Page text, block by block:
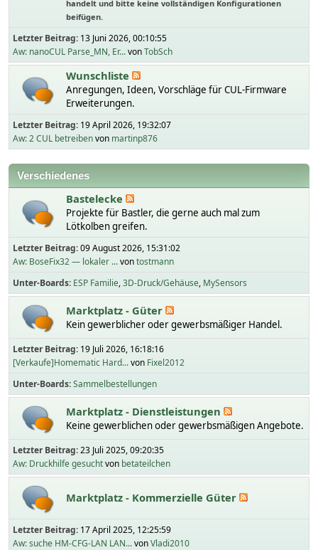
handelt und bitte keine vollständigen Konfigurationen
beifügen.
Letzter Beitrag: 13 Juni 2026, 00:10:55
Aw: nanoCUL Parse_MN, Er...vonTobSch
Wunschliste
Anregungen, Ideen, Vorschläge für CUL-Firmware
Erweiterungen.
Letzter Beitrag: 19 April 2026, 19:32:07
Aw: 2 CUL betreibenvon martinp876
Verschiedenes
Bastelecke
Projekte für Bastler, die gerne auch mal zum
Lötkolben greifen.
Letzter Beitrag:09 August 2026, 15:31:02
Aw: BoseFix32 — lokaler ...vontostmann
Unter-Boards ESP Familie 3D-Druck/Gehäuse MySensors
Marktplatz - Güter
Kein gewerblicher oder gewerbsmäßiger Handel.
Letzter Beitrag: 19 Juli 2026, 16:18:16
[Verkaufe]Homematic Hard...von Fixel2012
Unter-Boards Sammelbestellungen
Marktplatz - Dienstleistungen
Keine gewerblichen oder gewerbsmäßigen Angebote.
Letzter Beitrag:23 Juli 2025, 09:20:35
Aw: Druckhilfe gesuchtvon betateilchen
Marktplatz - Kommerzielle Güter
Letzter Beitrag: 17 April 2025, 12:25:59
Aw: suche HM-CFG-LAN LAN...vonVladi2010